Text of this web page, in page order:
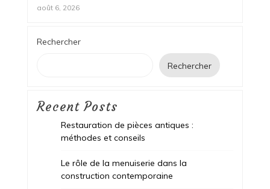
août 6, 2026
Rechercher
Rechercher
Recent Posts
Restauration de pièces antiques :
méthodes et conseils
Le rôle de la menuiserie dans la
construction contemporaine